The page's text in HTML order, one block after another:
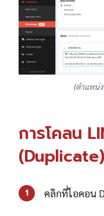
(ตำแหน่
การโคลน
(Duplicate)
1 คลิกที่ไอคอน